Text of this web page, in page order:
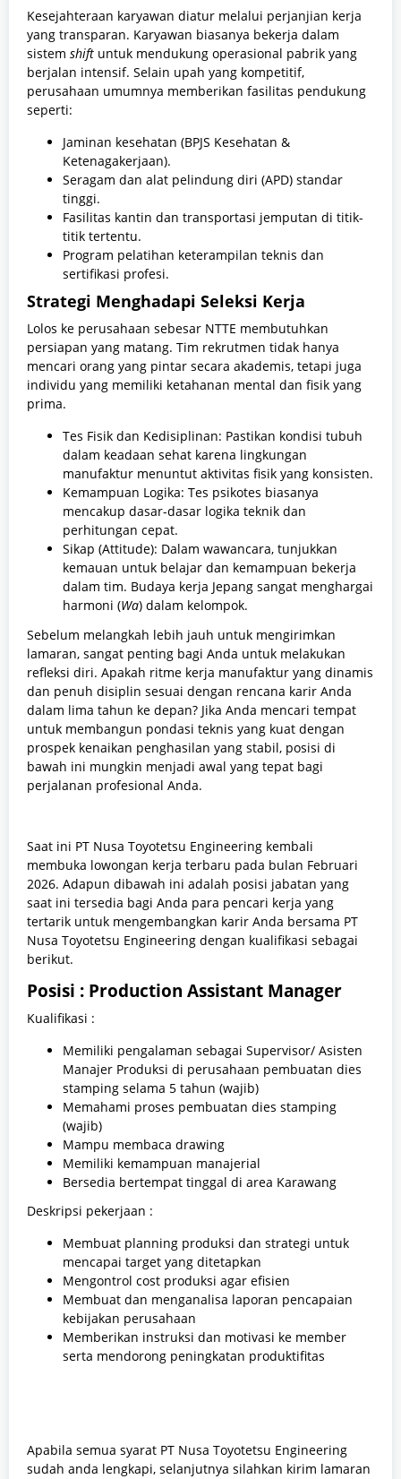
Kesejahteraan karyawan diatur melalui perjanjian kerja
yang transparan. Karyawan biasanya bekerja dalam
sistem shift untuk mendukung operasional pabrik yang
berjalan intensif. Selain upah yang kompetitif,
perusahaan umumnya memberikan fasilitas pendukung
seperti:
Jaminan kesehatan (BPJS Kesehatan &
Ketenagakerjaan).
Seragam dan alat pelindung diri (APD) standar
tinggi.
Fasilitas kantin dan transportasi jemputan di titik-
titik tertentu.
Program pelatihan keterampilan teknis dan
sertifikasi profesi.
Strategi Menghadapi Seleksi Kerja
Lolos ke perusahaan sebesar NTTE membutuhkan
persiapan yang matang. Tim rekrutmen tidak hanya
mencari orang yang pintar secara akademis, tetapi juga
individu yang memiliki ketahanan mental dan fisik yang
prima.
Tes Fisik dan Kedisiplinan: Pastikan kondisi tubuh
dalam keadaan sehat karena lingkungan
manufaktur menuntut aktivitas fisik yang konsisten.
Kemampuan Logika: Tes psikotes biasanya
mencakup dasar-dasar logika teknik dan
perhitungan cepat.
Sikap (Attitude): Dalam wawancara, tunjukkan
kemauan untuk belajar dan kemampuan bekerja
dalam tim. Budaya kerja Jepang sangat menghargai
harmoni (Wa) dalam kelompok.
Sebelum melangkah lebih jauh untuk mengirimkan
lamaran, sangat penting bagi Anda untuk melakukan
refleksi diri. Apakah ritme kerja manufaktur yang dinamis
dan penuh disiplin sesuai dengan rencana karir Anda
dalam lima tahun ke depan? Jika Anda mencari tempat
untuk membangun pondasi teknis yang kuat dengan
prospek kenaikan penghasilan yang stabil, posisi di
bawah ini mungkin menjadi awal yang tepat bagi
perjalanan profesional Anda.
Saat ini PT Nusa Toyotetsu Engineering kembali
membuka lowongan kerja terbaru pada bulan Februari
2026. Adapun dibawah ini adalah posisi jabatan yang
saat ini tersedia bagi Anda para pencari kerja yang
tertarik untuk mengembangkan karir Anda bersama PT
Nusa Toyotetsu Engineering dengan kualifikasi sebagai
berikut.
Posisi : Production Assistant Manager
Kualifikasi :
Memiliki pengalaman sebagai Supervisor/ Asisten
Manajer Produksi di perusahaan pembuatan dies
stamping selama 5 tahun (wajib)
Memahami proses pembuatan dies stamping
(wajib)
Mampu membaca drawing
Memiliki kemampuan manajerial
Bersedia bertempat tinggal di area Karawang
Deskripsi pekerjaan :
Membuat planning produksi dan strategi untuk
mencapai target yang ditetapkan
Mengontrol cost produksi agar efisien
Membuat dan menganalisa laporan pencapaian
kebijakan perusahaan
Memberikan instruksi dan motivasi ke member
serta mendorong peningkatan produktifitas
Apabila semua syarat PT Nusa Toyotetsu Engineering
sudah anda lengkapi, selanjutnya silahkan kirim lamaran